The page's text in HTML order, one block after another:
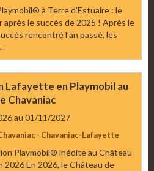
à Terre d’Estuaire : le
après le succès de 2025 ! Après le
rencontré l’an passé, les
Lafayette en Playmobil au
Chavaniac
au 01/11/2027
- Chavaniac-Lafayette
Playmobil® inédite au Château
2026 En 2026, le Château de